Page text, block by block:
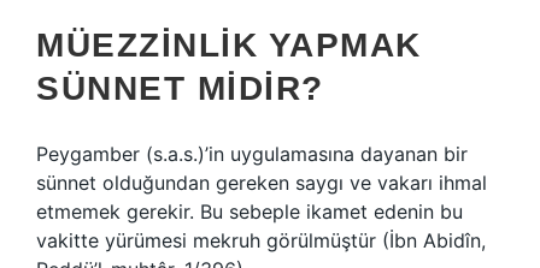
MÜEZZINLIK YAPMAK
SÜNNET MIDIR?
Peygamber (s.a.s.)’in uygulamasına dayanan bir
sünnet olduğundan gereken saygı ve vakarı ihmal
etmemek gerekir. Bu sebeple ikamet edenin bu
vakitte yürümesi mekruh görülmüştür (İbn Abidîn,